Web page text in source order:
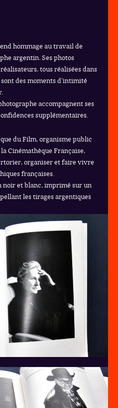
hommage au travail de
argentin. Ses photos
tous réalisées dans
des moments d’intimité
accompagnent ses
supplémentaires.
du Film, organisme public
Cinémathèque Française,
organiser et faire vivre
françaises.
noir et blanc, imprimé sur un
les tirages argentiques